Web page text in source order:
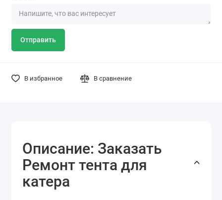
Отправить
В избранное В сравнение
Описание: Заказать
Ремонт тента для
катера